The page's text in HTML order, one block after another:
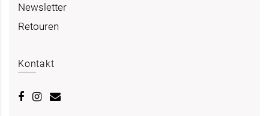
Newsletter
Retouren
Kontakt